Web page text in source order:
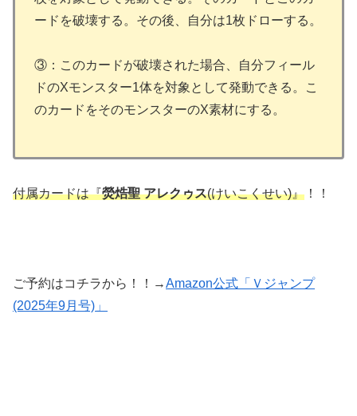
ードを破壊する。その後、自分は1枚ドローする。
③：このカードが破壊された場合、自分フィール
ドのXモンスター1体を対象として発動できる。こ
のカードをそのモンスターのX素材にする。
付属カードは『熒焅聖 アレクゥス(けいこくせい)』 ！！
ご予約はコチラから！！→Amazon公式「Ｖジャンプ
(2025年9月号)」